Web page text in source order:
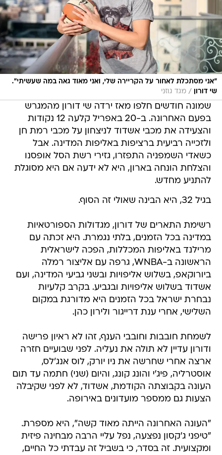
"אני מסתכלת לאחור על הקריירה שלי, ואני מאוד גאה במה שעשיתי".
שי דורון
/ מגד גוזני
שמונה חודשים חלפו מאז ירדה שי דורון מהמגרש
בפעם האחרונה. ב-20 באפריל קלעה 12 נקודות
והצעידה את מכבי אשדוד לניצחון על מכבי רמת חן
ולזכייה רביעית ברציפות באליפות המדינה. אבל
כשאדי השמפניה התפזרו, גזירי רשת הסל אופסנו
והצלחת הונחה בארון, היא לא ידעה אם היא מסוגלת
להתניע מחדש.
בגיל 32, היא הבינה שאולי זה הסוף.
רשימת התארים של דורון, מגדולות הספורטאיות
במדינה בכל הזמנים, בלתי נגמרת. היא זכתה עם
מרילנד באליפות המכללות, הפכה לישראלית
הראשונה ב-WNBA, גרפה עם אליצור רמלה
ביורוקאפ, בשלוש אליפויות ובשני גביעי המדינה, ועם
אשדוד בשלוש אליפויות ובגביע. בקרב קלעיות
נבחרת ישראל בכל הזמנים היא מדורגת במקום
השלישי, אחרי ענת דרייגור ולירון כהן.
לשמחת חובבות וחובבי הענף, זהו לא ראיון פרישה
ודורון עדיין לא תולה את נעליה. לפני שבועיים חזרה
ארצה אחרי שחרשה את ניו יורק, לוס אנג'לס,
אוסטרליה, פיג'י והונג קונג, והיום (שני) חתמה עד תום
העונה בקבוצתה הקודמת, אשדוד, לא לפני שקיבלה
הצעות גם ממספר מועדונים באירופה.
"העונה האחרונה הייתה מאוד קשה", היא מספרת.
"טיפני ג'קסון נפצעה, נפל עליי הרבה מבחינה פיזית
ומקצועית. זה בסדר, כי בשביל זה עבדתי כל החיים,